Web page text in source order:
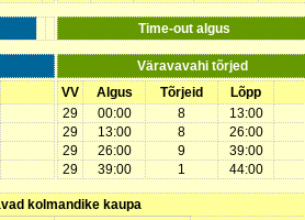
Time-out algus
Väravavahi tõrjed
VV Algus Tõrjeid
Lõpp
29
00:00 8
13:00
29
13:00 8
26:00
29
26:00 9
39:00
29
39:00 1 44:00
kolmandike kaupa